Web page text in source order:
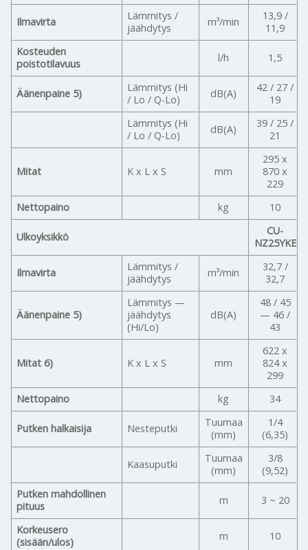
Ilmavirta
Lämmitys /
jäähdytys
m³/min
13,9 /
11,9
Kosteuden
poistotilavuus
l/h 1,5
Äänenpaine 5)
Lämmitys (Hi
/ Lo / Q-Lo)
dB(A)
42 / 27 /
19
Lämmitys (Hi
/ Lo / Q-Lo)
dB(A)
39 / 25 /
21
Mitat K x L x S mm
295 x
870 x
229
Nettopaino
kg 10
Ulkoyksikkö
CU-
NZ25YKE
Ilmavirta
Lämmitys /
jäähdytys
m³/min
32,7 /
32,7
Äänenpaine 5)
Lämmitys —
jäähdytys
(Hi/Lo)
dB(A)
48 / 45
— 46 /
43
Mitat 6) K x L x S mm
622 x
824 x
299
Nettopaino
kg 34
Putken halkaisija Nesteputki
Tuumaa
(mm)
1/4
(6,35)
Kaasuputki
Tuumaa
(mm)
3/8
(9,52)
Putken mahdollinen
pituus
m 3 ~ 20
Korkeusero
(sisään/ulos)
m 10